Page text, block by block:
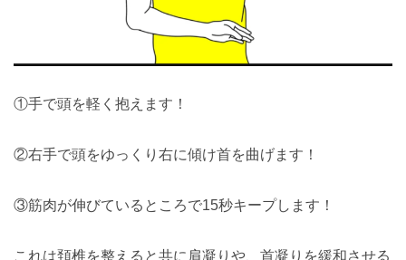
①手で頭を軽く抱えます！
②右手で頭をゆっくり右に傾け首を曲げます！
③筋肉が伸びているところで15秒キープします！
これは頚椎を整えると共に肩凝りや、首凝りを緩和させる